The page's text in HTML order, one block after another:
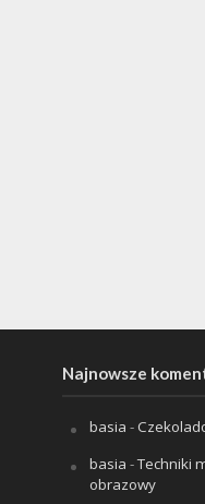
Najnowsze
basia -
basia -Techniki
obrazowy